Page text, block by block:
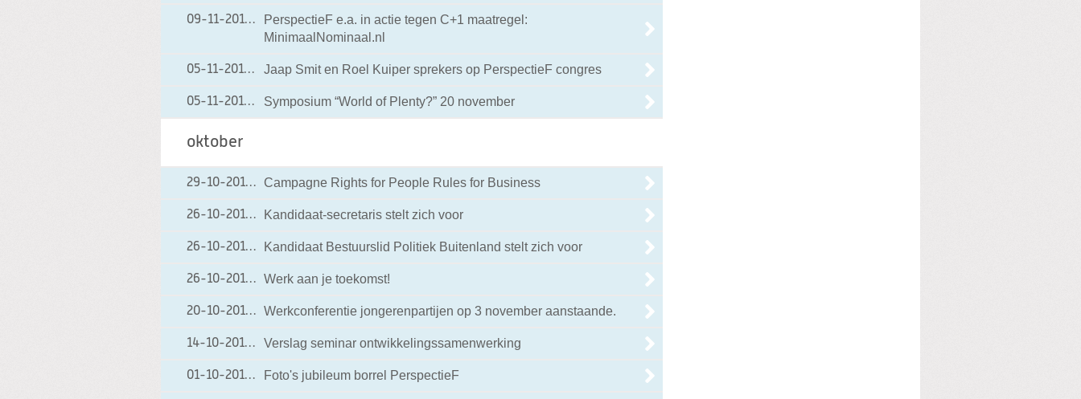
09-11-201009-11-2010 13:10
PerspectieF e.a. in actie tegen C+1 maatregel:
MinimaalNominaal.nl
05-11-201005-11-2010 08:23
Jaap Smit en Roel Kuiper sprekers op PerspectieF congres
05-11-201005-11-2010 08:19
Symposium “World of Plenty?” 20 november
oktober
29-10-201029-10-2010 16:30
Campagne Rights for People Rules for Business
26-10-201026-10-2010 10:12
Kandidaat-secretaris stelt zich voor
26-10-201026-10-2010 10:11
Kandidaat Bestuurslid Politiek Buitenland stelt zich voor
26-10-201026-10-2010 09:32
Werk aan je toekomst!
20-10-201020-10-2010 07:07
Werkconferentie jongerenpartijen op 3 november aanstaande.
14-10-201014-10-2010 18:20
Verslag seminar ontwikkelingssamenwerking
01-10-201001-10-2010 20:18
Foto's jubileum borrel PerspectieF